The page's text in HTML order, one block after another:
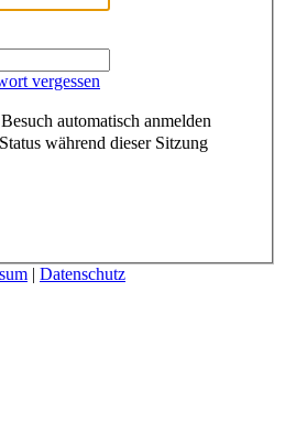
vergessen
automatisch anmelden
während dieser Sitzung
| Datenschutz